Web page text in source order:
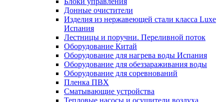
Донные очистители
Изделия из нержавеющей стали класса Luxe
Испания
Лестницы и поручни. Переливной поток
Оборудование Китай
Оборудование для нагрева воды Испания
Оборудование для обеззараживания воды
Оборудование для соревнований
Пленка ПВХ
Сматывающие устройства
Тепловые насосы и осушители воздуха